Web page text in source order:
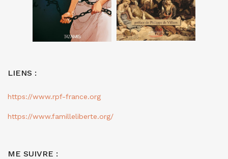
LIENS :
https://www.rpf-france.org
https://www.familleliberte.org/
ME SUIVRE :